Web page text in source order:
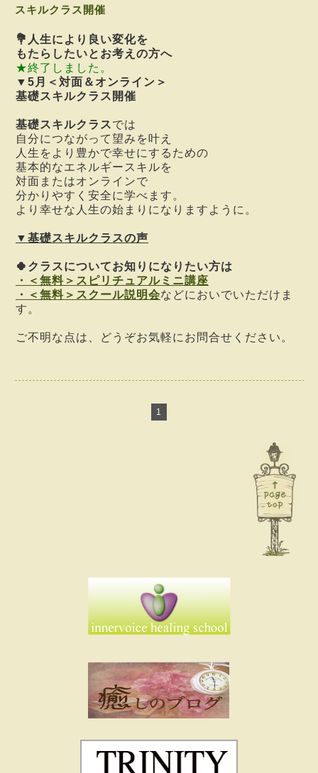
スキルクラス開催
💐 人生により良い変化を
もたらしたいと お考えの方へ
★終了しました。
▼ 5月＜対面＆オンライン＞
基礎スキルクラス開催
基礎スキルクラスでは
自分につながって望みを叶え
人生をより豊かで幸せにするための
基本的なエネルギースキルを
対面またはオンラインで
分かりやすく安全に学べます。
より幸せな人生の始まりになりますように。
▼基礎スキルクラスの声
🍀クラスについてお知りになりたい方は
・＜無料＞スピリチュアルミニ講座
・＜無料＞スクール説明会などにおいでいただけま
す。
ご不明な点は、どうぞお気軽にお問合せください。
1